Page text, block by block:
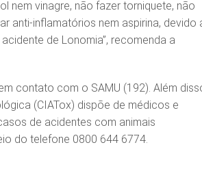
nem vinagre, não fazer torniquete, não
anti-inflamatórios nem aspirina, devido
de Lonomia”, recomenda a
contato com o SAMU (192). Além
(CIATox) dispõe de médicos e
de acidentes com animais
do telefone 0800 644 6774.